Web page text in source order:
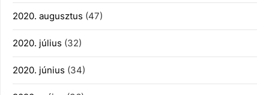
2020. augusztus (47)
2020. július (32)
2020. június (34)